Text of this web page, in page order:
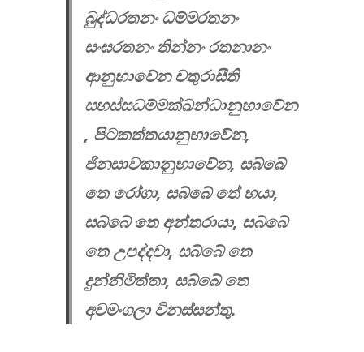
බුද්ධරතනං ධම්මරතනං
සංඝරතනං තින්නං රතනානං
ආනුභාවේන චතුරාසීති
සහස්සධම්මක්ඛන්ධානුභාවේන
, පිටකත්තයානුභාවේන,
ජිනසාවකානුභාවේන, සබ්බේ
තෙ රෝගා, සබ්බේ තේ භයා,
සබ්බේ තෙ අන්තරායා, සබ්බේ
තෙ උපද්දවා, සබ්බේ තෙ
දුන්නිමිත්තා, සබ්බේ තෙ
අවමංගලා විනස්සන්තු.